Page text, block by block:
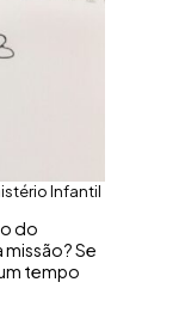
Infantil
do
Se
tempo